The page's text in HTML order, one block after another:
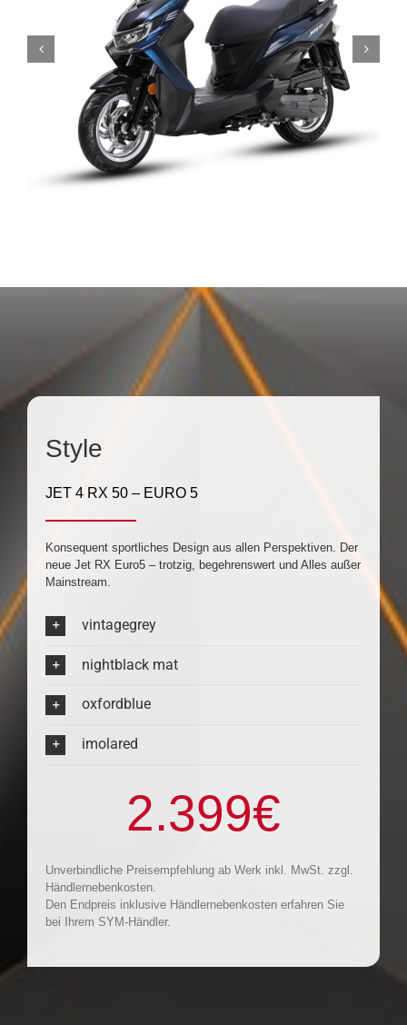
Style
JET 4 RX 50 – EURO 5
Konsequent sportliches Design aus allen Perspektiven. Der
neue Jet RX Euro5 – trotzig, begehrenswert und Alles außer
Mainstream.
vintagegrey
nightblack mat
oxfordblue
imolared
2.399€
Unverbindliche Preisempfehlung ab Werk inkl. MwSt. zzgl.
Händlernebenkosten.
Den Endpreis inklusive Händlernebenkosten erfahren Sie
bei Ihrem SYM-Händler.